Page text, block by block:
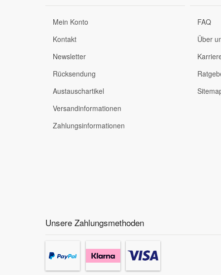
Mein Konto
Kontakt
Newsletter
Rücksendung
Austauschartikel
Versandinformationen
Zahlungsinformationen
FAQ
Über
Unsere Zahlungsmethoden